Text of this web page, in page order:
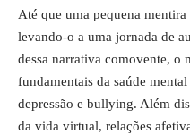
Até que uma pequena
levando-o a uma jornada de
dessa narrativa comovente, o
fundamentais da saúde
depressão e bullying. Além
da vida virtual, relações